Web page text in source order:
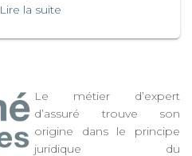
Lire la suite
Le métier d’expert
d’assuré trouve son
origine dans le principe
juridique du